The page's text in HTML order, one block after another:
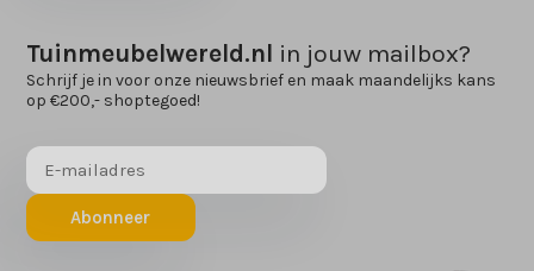
Tuinmeubelwereld.nl in jouw mailbox?
Schrijf je in voor onze nieuwsbrief en maak maandelijks kans
op €200,- shoptegoed!
Abonneer